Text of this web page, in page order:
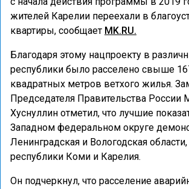
жителей Карелии переехали в
квартиры, сообщает MK.RU.
Благодаря этому нацпроекту в
республики было расселено свыше
квадратных метров ветхого жилья.
Председателя Правительства России
Хуснуллин отметил, что лучшие
Западном федеральном округе
Ленинградская и Вологодская
республики Коми и Карелия.
Он подчеркнул, что расселение